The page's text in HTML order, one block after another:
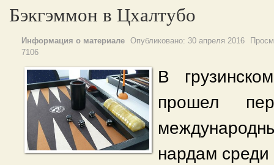
Бэкгэммон в Цхалтубо
Информация о материале Опубликовано: 30 апреля 2016
7106
В
прошел
нардам